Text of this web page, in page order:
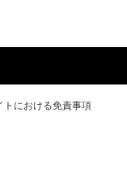
トにおける免責事項